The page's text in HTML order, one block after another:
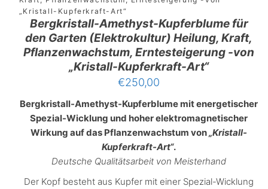
„Kristall-Kupferkraft-Art“
Bergkristall-Amethyst-Kupferblume für
den Garten (Elektrokultur) Heilung, Kraft,
Pflanzenwachstum, Erntesteigerung -von
„Kristall-Kupferkraft-Art“
€250,00
Bergkristall-Amethyst-Kupferblume mit energetischer
Spezial-Wicklung und hoher elektromagnetischer
Wirkung auf das Pflanzenwachstum von„Kristall-
Kupferkraft-Art“.
Deutsche Qualitätsarbeit von Meisterhand
Der Kopf besteht aus Kupfer mit einer Spezial-Wicklung